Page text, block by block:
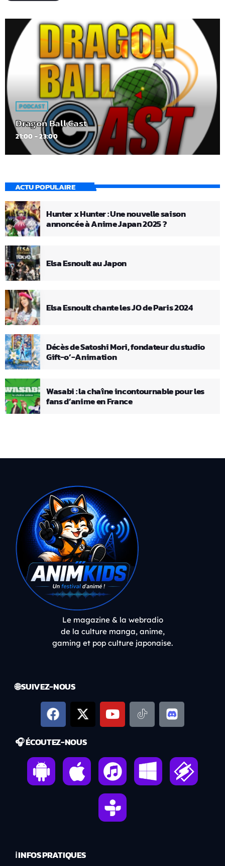
PODCAST
Dragon Ball Cast
21:00 - 23:00
ACTU POPULAIRE
Hunter x Hunter : Une nouvelle saison
annoncée à Anime Japan 2025 ?
Elsa Esnoult au Japon
Elsa Esnoult chante les JO de Paris 2024
Décès de Satoshi Mori, fondateur du studio
Gift-o’-Animation
Wasabi : la chaîne incontournable pour les
fans d’anime en France
Le magazine & la webradio
de la culture manga, anime,
gaming et pop culture japonaise.
🌐 SUIVEZ-NOUS
🎧 ÉCOUTEZ-NOUS
ℹ️ INFOS PRATIQUES